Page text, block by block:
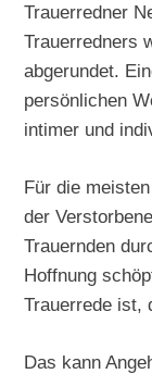
Trauerredner
Trauerredners
abgerundet.
persönlichen
intimer und
Für die
der
Trauernden
Hoffnung
Trauerrede ist,
Das kann